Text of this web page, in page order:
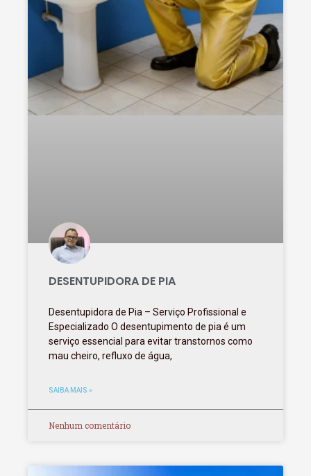
DESENTUPIDORA DE PIA
Desentupidora de Pia – Serviço Profissional e
Especializado O desentupimento de pia é um
serviço essencial para evitar transtornos como
mau cheiro, refluxo de água,
SAIBA MAIS »
Nenhum comentário